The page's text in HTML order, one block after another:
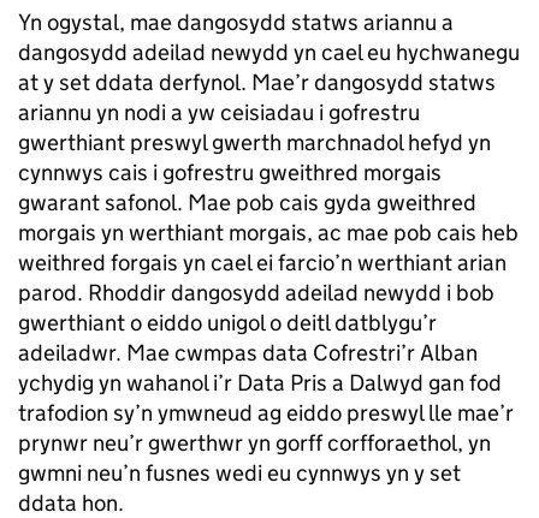
Yn ogystal, mae dangosydd statws ariannu a
dangosydd adeilad newydd yn cael eu hychwanegu
at y set ddata derfynol. Mae’r dangosydd statws
ariannu yn nodi a yw ceisiadau i gofrestru
gwerthiant preswyl gwerth marchnadol hefyd yn
cynnwys cais i gofrestru gweithred morgais
gwarant safonol. Mae pob cais gyda gweithred
morgais yn werthiant morgais, ac mae pob cais heb
weithred forgais yn cael ei farcio’n werthiant arian
parod. Rhoddir dangosydd adeilad newydd i bob
gwerthiant o eiddo unigol o deitl datblygu’r
adeiladwr. Mae cwmpas data Cofrestri’r Alban
ychydig yn wahanol i’r Data Pris a Dalwyd gan fod
trafodion sy’n ymwneud ag eiddo preswyl lle mae’r
prynwr neu’r gwerthwr yn gorff corfforaethol, yn
gwmni neu’n fusnes wedi eu cynnwys yn y set
ddata hon.